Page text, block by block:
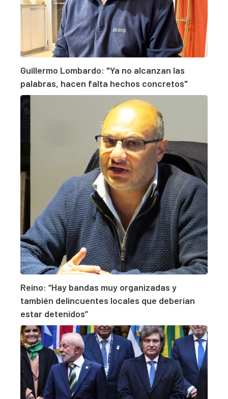
Guillermo Lombardo: "Ya no alcanzan las
palabras, hacen falta hechos concretos"
Reino: “Hay bandas muy organizadas y
también delincuentes locales que deberían
estar detenidos”